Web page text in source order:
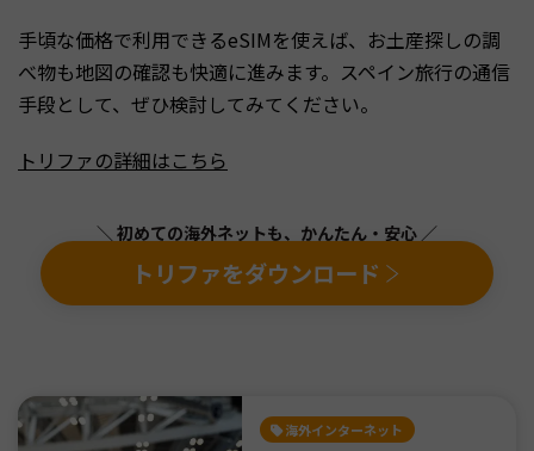
手頃な価格で利用できるeSIMを使えば、お土産探しの調
べ物も地図の確認も快適に進みます。スペイン旅行の通信
手段として、ぜひ検討してみてください。
トリファの詳細はこちら
＼ 初めての海外ネットも、かんたん・安心 ／
トリファをダウンロード
海外インターネット